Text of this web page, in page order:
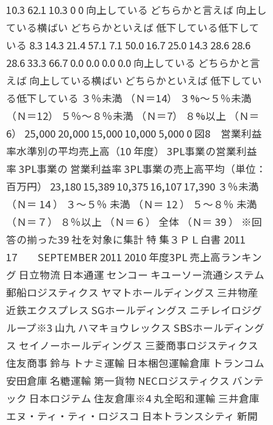
10.3 62.1 10.3 0 0 向上している どちらかと言えば 向上し
ている横ばい どちらかといえば 低下している低下して
いる 8.3 14.3 21.4 57.1 7.1 50.0 16.7 25.0 14.3 28.6 28.6
28.6 33.3 66.7 0.0 0.0 0.0 0.0 向上している どちらかと言
えば 向上している横ばい どちらかといえば 低下してい
る低下している ３％未満 （Ｎ＝14） ３%〜５％未満
（Ｎ＝12） ５％〜８％未満 （Ｎ＝7） ８%以上 （Ｎ＝
6） 25,000 20,000 15,000 10,000 5,000 0 図8 営業利益
率水準別の平均売上高（10 年度） 3PL事業の営業利益
率 3PL事業の 営業利益率 3PL事業の売上高平均（単位：
百万円） 23,180 15,389 10,375 16,107 17,390 ３％未満
（Ｎ＝ 14 ） ３〜５％ 未満 （Ｎ＝ 12 ） ５〜８％ 未満
（Ｎ＝７） ８％以上 （Ｎ＝６） 全体 （Ｎ＝ 39 ） ※回
答の揃った39 社を対象に集計 特 集３ＰＬ白書 2011
17 SEPTEMBER 2011 2010 年度3PL 売上高ランキン
グ 日立物流 日本通運 センコー キユーソー流通システム
郵船ロジスティクス ヤマトホールディングス 三井物産
近鉄エクスプレス SGホールディングス ニチレイロジグ
ループ※3 山九 ハマキョウレックス SBSホールディング
ス セイノーホールディングス 三菱商事ロジスティクス
住友商事 鈴与 トナミ運輸 日本梱包運輸倉庫 トランコム
安田倉庫 名糖運輸 第一貨物 NECロジスティクス バンテ
ック 日本ロジテム 住友倉庫※4 丸全昭和運輸 三井倉庫
エヌ・ティ・ティ・ロジスコ 日本トランスシティ 新開